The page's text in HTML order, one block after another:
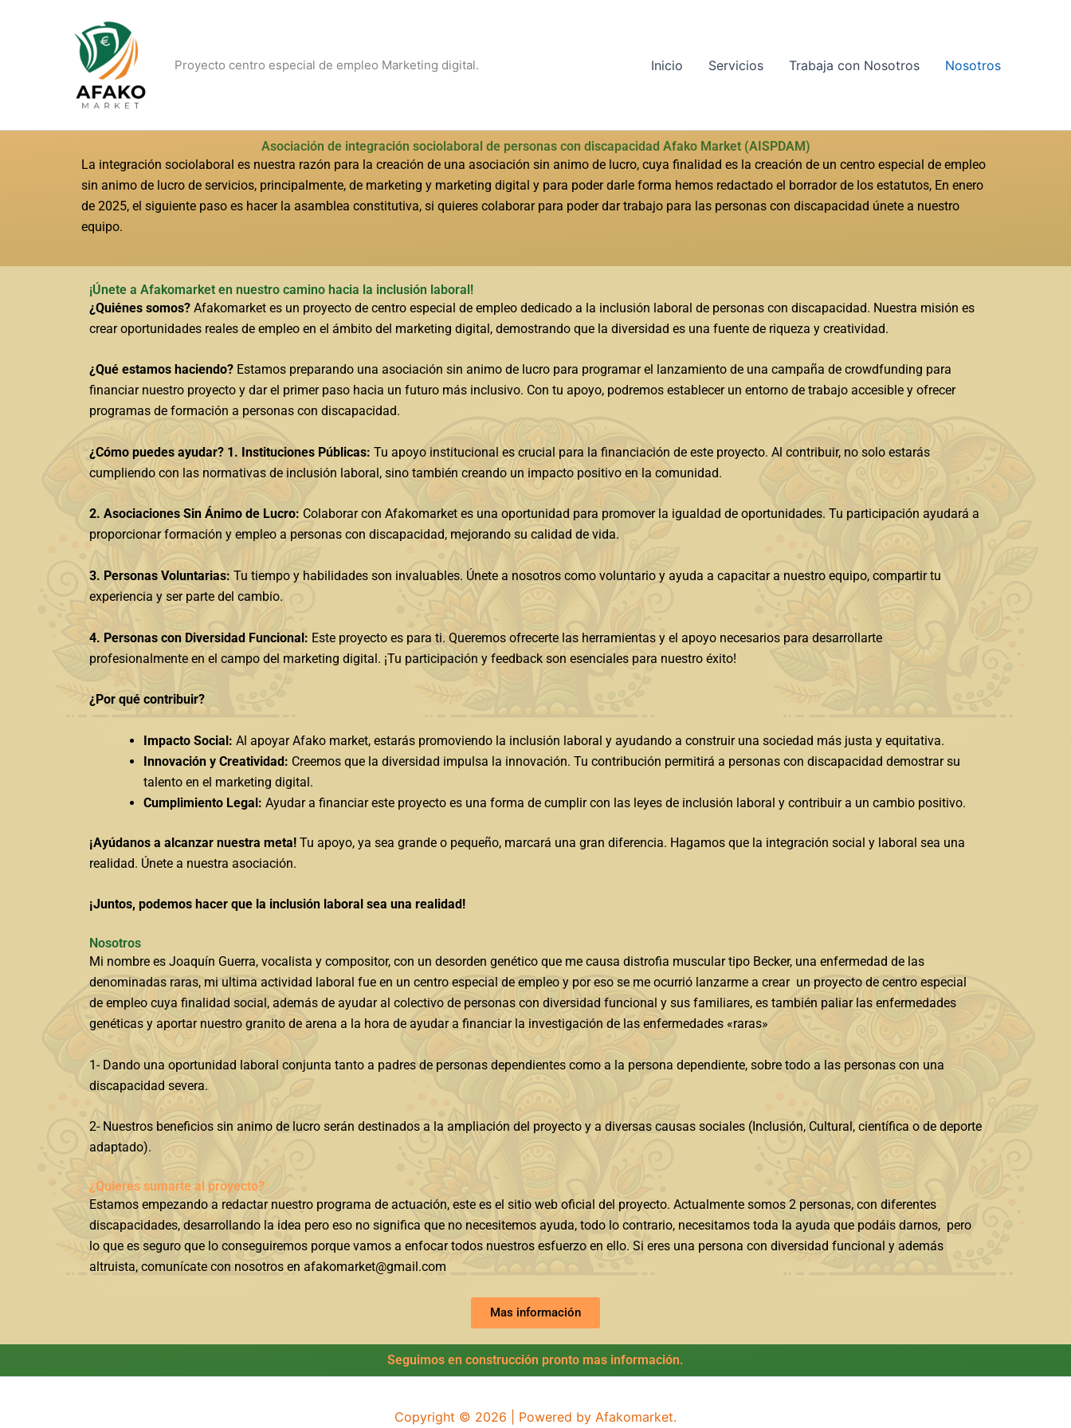
Proyecto centro especial de empleo Marketing digital. Inicio Servicios Trabaja con Nosotros Nosotros
Asociación de integración sociolaboral de personas con discapacidad Afako Market (AISPDAM)
La integración sociolaboral es nuestra razón para la creación de una asociación sin animo de lucro, cuya finalidad es la creación de un centro especial de empleo
sin animo de lucro de servicios, principalmente, de marketing y marketing digital y para poder darle forma hemos redactado el borrador de los estatutos, En enero
de 2025, el siguiente paso es hacer la asamblea constitutiva, si quieres colaborar para poder dar trabajo para las personas con discapacidad únete a nuestro
equipo.
¡Únete a Afakomarket en nuestro camino hacia la inclusión laboral!
¿Quiénes somos? Afakomarket es un proyecto de centro especial de empleo dedicado a la inclusión laboral de personas con discapacidad. Nuestra misión es
crear oportunidades reales de empleo en el ámbito del marketing digital, demostrando que la diversidad es una fuente de riqueza y creatividad.
¿Qué estamos haciendo? Estamos preparando una asociación sin animo de lucro para programar el lanzamiento de una campaña de crowdfunding para
financiar nuestro proyecto y dar el primer paso hacia un futuro más inclusivo. Con tu apoyo, podremos establecer un entorno de trabajo accesible y ofrecer
programas de formación a personas con discapacidad.
¿Cómo puedes ayudar? 1. Instituciones Públicas: Tu apoyo institucional es crucial para la financiación de este proyecto. Al contribuir, no solo estarás
cumpliendo con las normativas de inclusión laboral, sino también creando un impacto positivo en la comunidad.
2. Asociaciones Sin Ánimo de Lucro: Colaborar con Afakomarket es una oportunidad para promover la igualdad de oportunidades. Tu participación ayudará a
proporcionar formación y empleo a personas con discapacidad, mejorando su calidad de vida.
3. Personas Voluntarias: Tu tiempo y habilidades son invaluables. Únete a nosotros como voluntario y ayuda a capacitar a nuestro equipo, compartir tu
experiencia y ser parte del cambio.
4. Personas con Diversidad Funcional: Este proyecto es para ti. Queremos ofrecerte las herramientas y el apoyo necesarios para desarrollarte
profesionalmente en el campo del marketing digital. ¡Tu participación y feedback son esenciales para nuestro éxito!
¿Por qué contribuir?
Impacto Social: Al apoyar Afako market, estarás promoviendo la inclusión laboral y ayudando a construir una sociedad más justa y equitativa.
Innovación y Creatividad: Creemos que la diversidad impulsa la innovación. Tu contribución permitirá a personas con discapacidad demostrar su
talento en el marketing digital.
Cumplimiento Legal: Ayudar a financiar este proyecto es una forma de cumplir con las leyes de inclusión laboral y contribuir a un cambio positivo.
¡Ayúdanos a alcanzar nuestra meta! Tu apoyo, ya sea grande o pequeño, marcará una gran diferencia. Hagamos que la integración social y laboral sea una
realidad. Únete a nuestra asociación.
¡Juntos, podemos hacer que la inclusión laboral sea una realidad!
Nosotros
Mi nombre es Joaquín Guerra, vocalista y compositor, con un desorden genético que me causa distrofia muscular tipo Becker, una enfermedad de las
denominadas raras, mi ultima actividad laboral fue en un centro especial de empleo y por eso se me ocurrió lanzarme a crear un proyecto de centro especial
de empleo cuya finalidad social, además de ayudar al colectivo de personas con diversidad funcional y sus familiares, es también paliar las enfermedades
genéticas y aportar nuestro granito de arena a la hora de ayudar a financiar la investigación de las enfermedades «raras»
1- Dando una oportunidad laboral conjunta tanto a padres de personas dependientes como a la persona dependiente, sobre todo a las personas con una
discapacidad severa.
2- Nuestros beneficios sin animo de lucro serán destinados a la ampliación del proyecto y a diversas causas sociales (Inclusión, Cultural, científica o de deporte
adaptado).
¿Quieres sumarte al proyecto?
Estamos empezando a redactar nuestro programa de actuación, este es el sitio web oficial del proyecto. Actualmente somos 2 personas, con diferentes
discapacidades, desarrollando la idea pero eso no significa que no necesitemos ayuda, todo lo contrario, necesitamos toda la ayuda que podáis darnos, pero
lo que es seguro que lo conseguiremos porque vamos a enfocar todos nuestros esfuerzo en ello. Si eres una persona con diversidad funcional y además
altruista, comunícate con nosotros en afakomarket@gmail.com
Mas información
Seguimos en construcción pronto mas información.
Copyright © 2026 | Powered by Afakomarket.